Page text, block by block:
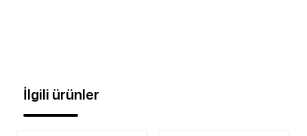
İlgili ürünler